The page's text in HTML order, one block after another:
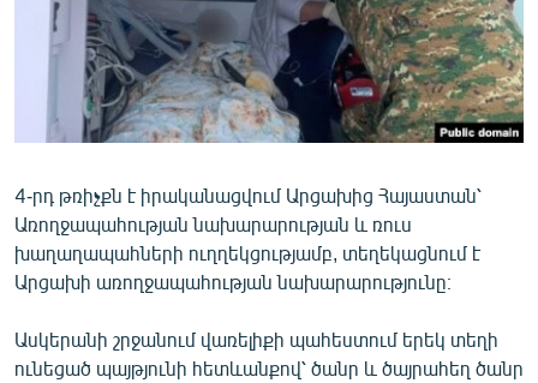
ՄԻՋԱԶԳԱՅԻՆ
ՄՇԱԿՈՒՅԹ
ՍՊՈՐՏ
ՄԵԿՆԱԲԱՆՈՒԹՅՈՒՆ
ՏՏ ԵՒ ԻՆՏԵՐՆԵՏ
ԿՈՐՈՆԱՎԻՐՈՒՍ
ԱՐԽԻՎ
ԲԱՆԱՎԵՃ
4-րդ թռիչքն է իրականացվում Արցախից Հայաստան՝
Առողջապահության նախարարության և ռուս
խաղաղապահների ուղղեկցությամբ, տեղեկացնում է
Արցախի առողջապահության նախարարությունը։
Ասկերանի շրջանում վառելիքի պահեստում երեկ տեղի
ունեցած պայթյունի հետևանքով՝ ծանր և ծայրահեղ ծանր